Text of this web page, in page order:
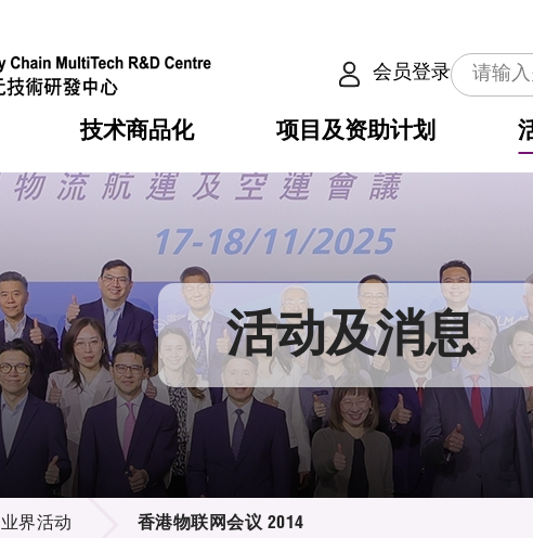
会员登录
机构简介
组织架构
组织架构
董事局
研究顾问
招标通告
技术商品化
服务
可获授权之技术
应用于公共服务之创新技术
重点项目
项目及资助计划
合作计划
资助计划
资助计划
税务优惠
申请
评审
征求研发项目计划书
项目资料库
活动
奖项
新闻中心
媒体报导
新闻稿
资讯中心
多媒体
会籍及服务
会员列表
会员登入 活动及消息
业界活动 香港物联网会议 2014